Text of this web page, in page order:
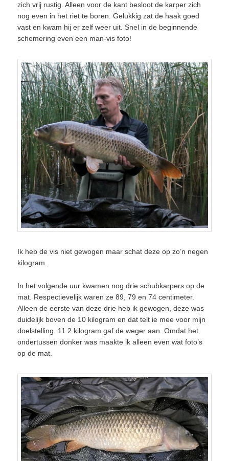
zich vrij rustig. Alleen voor de kant besloot de karper zich
nog even in het riet te boren. Gelukkig zat de haak goed
vast en kwam hij er zelf weer uit. Snel in de beginnende
schemering even een man-vis foto!
Ik heb de vis niet gewogen maar schat deze op zo’n negen
kilogram.
In het volgende uur kwamen nog drie schubkarpers op de
mat. Respectievelijk waren ze 89, 79 en 74 centimeter.
Alleen de eerste van deze drie heb ik gewogen, deze was
duidelijk boven de 10 kilogram en dat telt ie mee voor mijn
doelstelling. 11.2 kilogram gaf de weger aan. Omdat het
ondertussen donker was maakte ik alleen even wat foto’s
op de mat.